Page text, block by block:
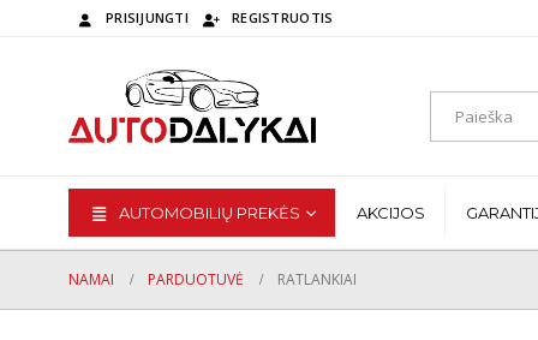
PRISIJUNGTI REGISTRUOTIS
AUTOMOBILIŲ PREKĖS AKCIJOS
NAMAI PARDUOTUVĖ RATLANKIAI